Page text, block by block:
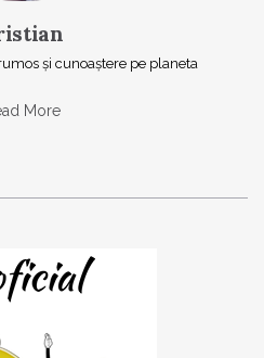
și cunoaștere pe planeta
More